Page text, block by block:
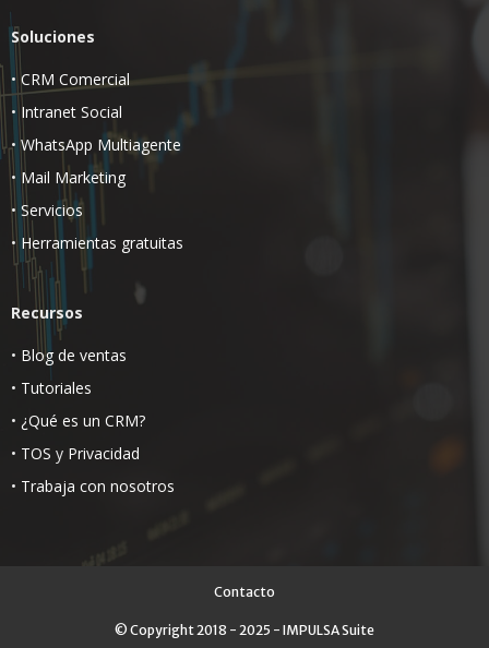
Soluciones
•CRM Comercial
• Intranet Social
• WhatsApp Multiagente
• Mail Marketing
• Servicios
• Herramientas gratuitas
Recursos
• Blog de ventas
• Tutoriales
• ¿Qué es un CRM?
• TOS y Privacidad
• Trabaja con nosotros
Contacto
© Copyright 2018 - 2025 - IMPULSA Suite